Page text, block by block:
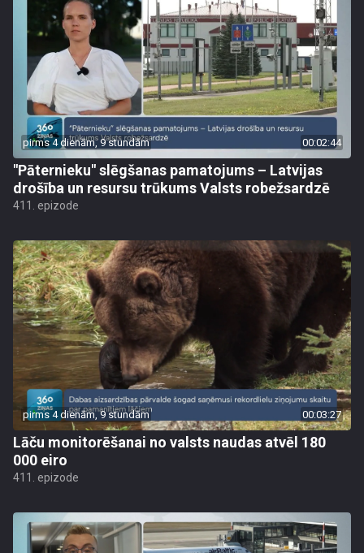
pirms 4 dienām, 9 stundām 00:02:44
"Pāternieku" slēgšanas pamatojums – Latvijas
drošība un resursu trūkums Valsts robežsardzē
411. epizode
pirms 4 dienām, 9 stundām 00:03:27
Lāču monitorēšanai no valsts naudas atvēl 180
000 eiro
411. epizode